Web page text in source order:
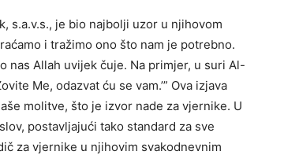
s.a.v.s., je bio najbolji uzor u njihovom
i tražimo ono što nam je potrebno.
nas Allah uvijek čuje. Na primjer, u suri Al-
Me, odazvat ću se vam.’” Ova izjava
molitve, što je izvor nade za vjernike. U
postavljajući tako standard za sve
za vjernike u njihovim svakodnevnim